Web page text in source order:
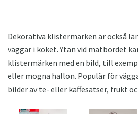
Dekorativa klistermärken är också
väggar i köket. Ytan vid matbordet
klistermärken med en bild, till
eller mogna hallon. Populär för
bilder av te- eller kaffesatser, frukt